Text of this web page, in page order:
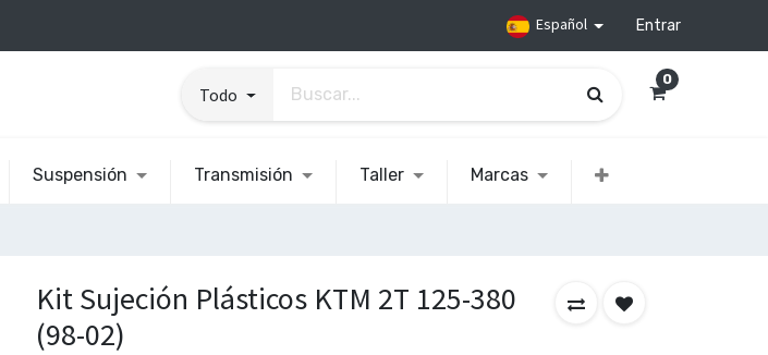
Español Entrar
Todo
0
Suspensión Transmisión Taller Marcas
Kit Sujeción Plásticos KTM 2T 125-380
(98-02)